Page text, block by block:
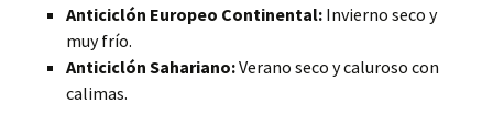
Anticiclón Europeo Continental: Invierno seco y
muy frío.
Anticiclón Sahariano:Verano seco y caluroso con
calimas.